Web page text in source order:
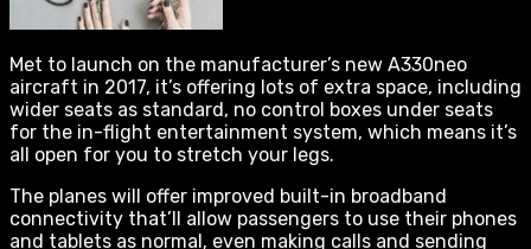
Met to launch on the manufacturer’s new A330neo
aircraft in 2017, it’s offering lots of extra space, including
wider seats as standard, no control boxes under seats
for the in-flight entertainment system, which means it’s
all open for you to stretch your legs.
The planes will offer improved built-in broadband
connectivity that’ll allow passengers to use their phones
and tablets as normal, even making calls and sending